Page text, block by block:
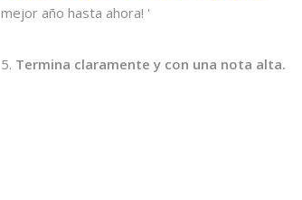
mejor año hasta ahora! '
5. Termina claramente y con una nota alta.